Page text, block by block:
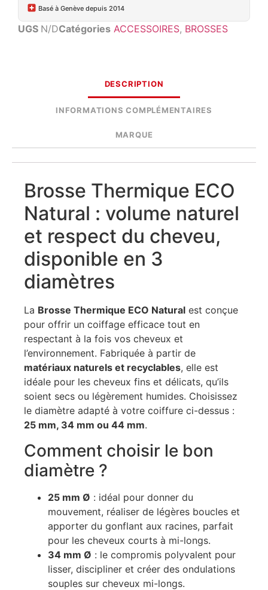
Basé à Genève depuis 2014
UGS N/DCatégories ACCESSOIRES, BROSSES
DESCRIPTION
INFORMATIONS COMPLÉMENTAIRES
MARQUE
Brosse Thermique ECO
Natural : volume naturel
et respect du cheveu,
disponible en 3
diamètres
La Brosse Thermique ECO Natural est conçue
pour offrir un coiffage efficace tout en
respectant à la fois vos cheveux et
l’environnement. Fabriquée à partir de
matériaux naturels et recyclables, elle est
idéale pour les cheveux fins et délicats, qu’ils
soient secs ou légèrement humides. Choisissez
le diamètre adapté à votre coiffure ci-dessus :
25 mm, 34 mm ou 44 mm.
Comment choisir le bon
diamètre ?
25 mm Ø : idéal pour donner du
mouvement, réaliser de légères boucles et
apporter du gonflant aux racines, parfait
pour les cheveux courts à mi-longs.
34 mm Ø : le compromis polyvalent pour
lisser, discipliner et créer des ondulations
souples sur cheveux mi-longs.